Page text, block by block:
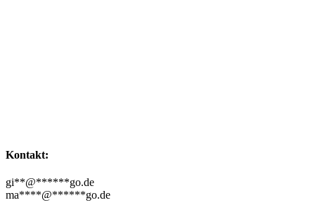
Kontakt:
gi**@******go.de
ma****@******go.de